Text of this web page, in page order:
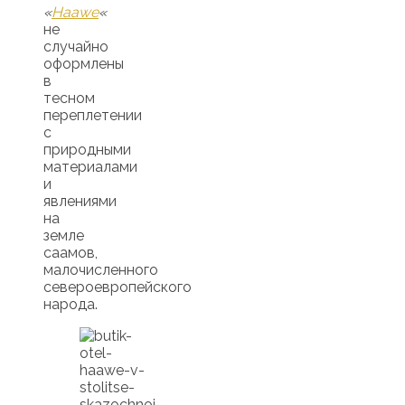
«Haawe«
не
случайно
оформлены
в
тесном
переплетении
с
природными
материалами
и
явлениями
на
земле
саамов,
малочисленного
североевропейского
народа.